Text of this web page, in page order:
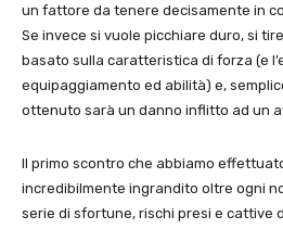
un fattore da tenere decisamente in
Se invece si vuole picchiare duro, si
basato sulla caratteristica di forza (e
equipaggiamento ed abilità) e,
ottenuto sarà un danno inflitto ad un
Il primo scontro che abbiamo
incredibilmente ingrandito oltre ogni
serie di sfortune, rischi presi e cattive